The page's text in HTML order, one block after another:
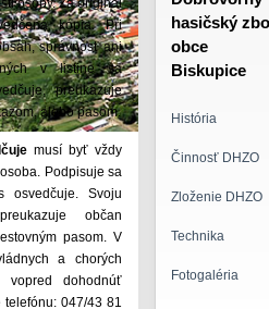
osoby. Za originál
kópia. Pri
správnosť ani
v listine sa
preukazuje
alebo pasom.
musí byť vždy
Podpisuje sa
osvedčuje. Svoju
občan
pasom. V
a chorých
vopred dohodnúť
047/43 81
hasičský
obce
Biskupice
História
Činnosť DHZO
Zloženie DHZO
Technika
Fotogaléria